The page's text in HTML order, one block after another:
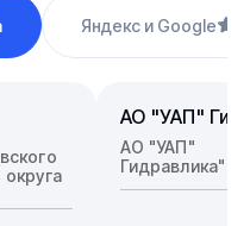
Яндекс и Google
округа
АО "УАП"
АО "УАП"
Гидравлика"